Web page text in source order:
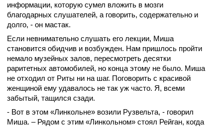
информации, которую сумел вложить в мозги
благодарных слушателей, а говорить, содержательно и
долго, - он мастак.
Если невнимательно слушать его лекции, Миша
становится обидчив и возбужден. Нам пришлось пройти
немало музейных залов, пересмотреть десятки
раритетных автомобилей, но конца этому не было. Миша
не отходил от Риты ни на шаг. Поговорить с красивой
женщиной ему удавалось не так уж часто. Я, всеми
забытый, тащился сзади.
- Вот в этом «Линкольне» возили Рузвельта, - говорил
Миша. – Рядом с этим «Линкольном» стоял Рейган, когда